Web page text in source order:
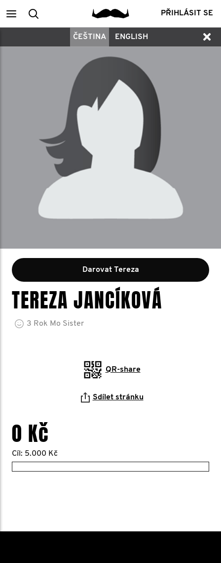
MainVyhledání PŘIHLÁSIT SE
ČEŠTINA ENGLISH
Darovat Tereza
TEREZA JANCÍKOVÁ
3 Rok Mo Sister
QR-share
Sdílet stránku
0 Kč
Cíl: 5.000 Kč